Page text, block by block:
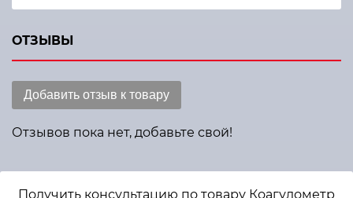
ОТЗЫВЫ
Добавить отзыв к товару
Отзывов пока нет, добавьте свой!
Получить консультацию по товару Коагулометр